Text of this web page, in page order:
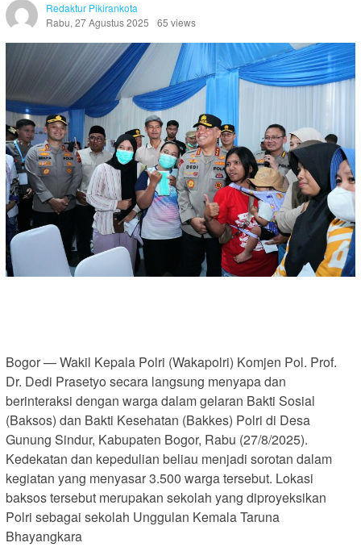
Redaktur Pikirankota
Rabu, 27 Agustus 2025
65 views
Bogor — Wakil Kepala Polri (Wakapolri) Komjen Pol. Prof.
Dr. Dedi Prasetyo secara langsung menyapa dan
berinteraksi dengan warga dalam gelaran Bakti Sosial
(Baksos) dan Bakti Kesehatan (Bakkes) Polri di Desa
Gunung Sindur, Kabupaten Bogor, Rabu (27/8/2025).
Kedekatan dan kepedulian beliau menjadi sorotan dalam
kegiatan yang menyasar 3.500 warga tersebut. Lokasi
baksos tersebut merupakan sekolah yang diproyeksikan
Polri sebagai sekolah Unggulan Kemala Taruna
Bhayangkara